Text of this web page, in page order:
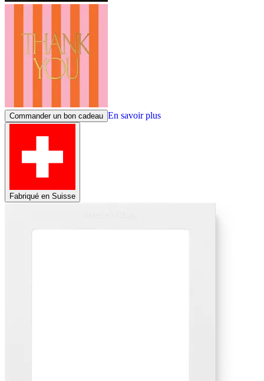
Commander un bon cadeau En savoir plus
Fabriqué en Suisse